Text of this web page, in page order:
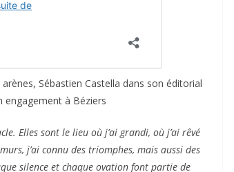
Sébastien Castella dans son éditorial
à Béziers
Elles sont le lieu où j’ai grandi, où j’ai rêvé
j’ai connu des triomphes, mais aussi des
silence et chaque ovation font partie de